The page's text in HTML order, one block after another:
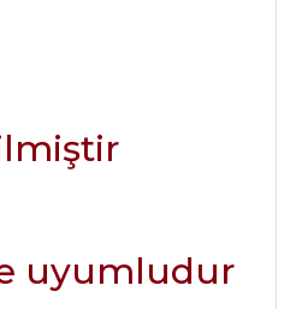
uyumludur